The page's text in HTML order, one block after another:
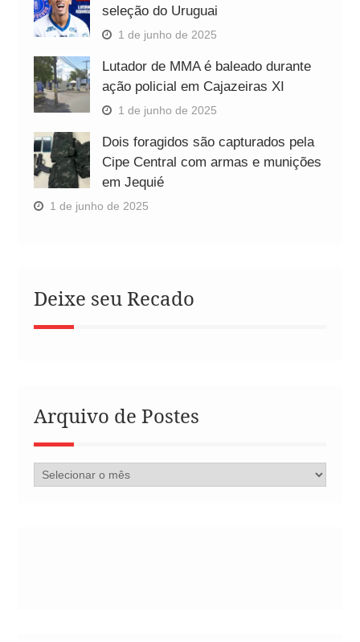
seleção do Uruguai
1 de junho de 2025
Lutador de MMA é baleado durante
ação policial em Cajazeiras XI
1 de junho de 2025
Dois foragidos são capturados pela
Cipe Central com armas e munições
em Jequié
1 de junho de 2025
Deixe seu Recado
Arquivo de Postes
Arquivo
de